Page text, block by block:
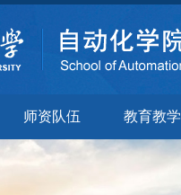
师资队伍 教育教学